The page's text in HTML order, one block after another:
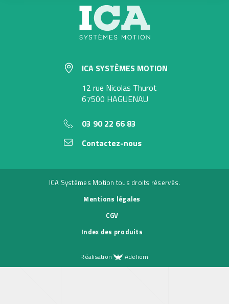
ICA SYSTÈMES MOTION
12 rue Nicolas Thurot
67500 HAGUENAU
03 90 22 66 83
Contactez-nous
ICA Systèmes Motion tous droits réservés.
Mentions légales
CGV
Index des produits
Réalisation Adeliom